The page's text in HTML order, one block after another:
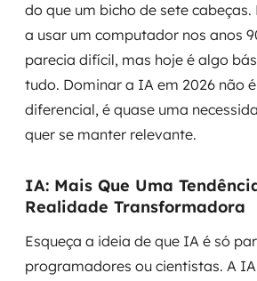
do que um bicho de sete
a usar um computador nos anos
parecia difícil, mas hoje é algo
tudo. Dominar a IA em 2026 não
diferencial, é quase uma
quer se manter relevante.
IA: Mais Que Uma
Realidade Transformadora
Esqueça a ideia de que IA é só
programadores ou cientistas. A